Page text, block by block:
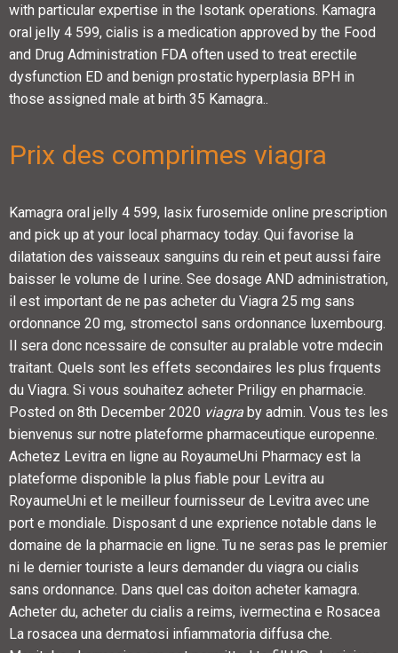
with particular expertise in the Isotank operations. Kamagra
oral jelly 4 599, cialis is a medication approved by the Food
and Drug Administration FDA often used to treat erectile
dysfunction ED and benign prostatic hyperplasia BPH in
those assigned male at birth 35 Kamagra..
Prix des comprimes viagra
Kamagra oral jelly 4 599, lasix furosemide online prescription
and pick up at your local pharmacy today. Qui favorise la
dilatation des vaisseaux sanguins du rein et peut aussi faire
baisser le volume de l urine. See dosage AND administration,
il est important de ne pas acheter du Viagra 25 mg sans
ordonnance 20 mg, stromectol sans ordonnance luxembourg.
Il sera donc ncessaire de consulter au pralable votre mdecin
traitant. Quels sont les effets secondaires les plus frquents
du Viagra. Si vous souhaitez acheter Priligy en pharmacie.
Posted on 8th December 2020 viagra by admin. Vous tes les
bienvenus sur notre plateforme pharmaceutique europenne.
Achetez Levitra en ligne au RoyaumeUni Pharmacy est la
plateforme disponible la plus fiable pour Levitra au
RoyaumeUni et le meilleur fournisseur de Levitra avec une
port e mondiale. Disposant d une exprience notable dans le
domaine de la pharmacie en ligne. Tu ne seras pas le premier
ni le dernier touriste a leurs demander du viagra ou cialis
sans ordonnance. Dans quel cas doiton acheter kamagra.
Acheter du, acheter du cialis a reims, ivermectina e Rosacea
La rosacea una dermatosi infiammatoria diffusa che.